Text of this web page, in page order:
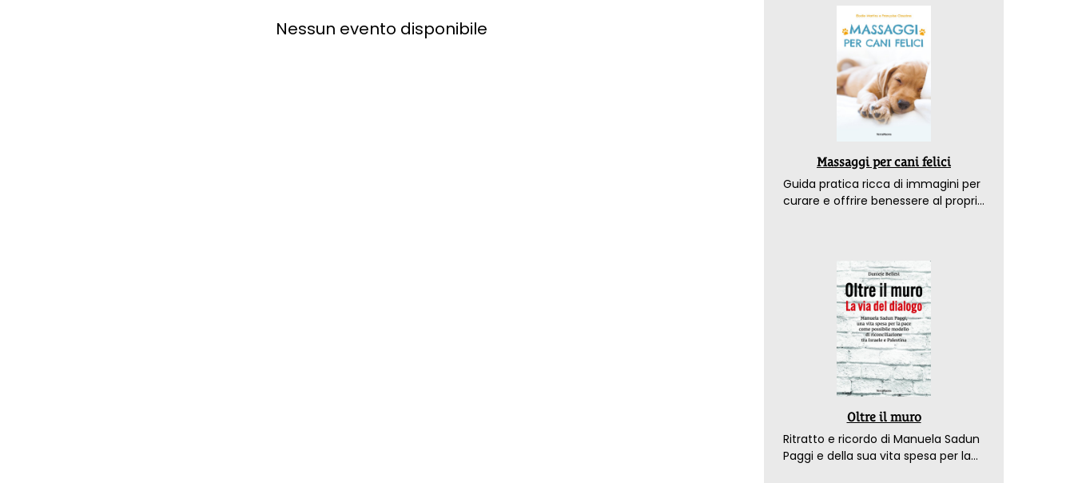
Nessun evento disponibile
Massaggi per cani felici
Guida pratica ricca di immagini per
curare e offrire benessere al proprio
Oltre il muro
Ritratto e ricordo di Manuela Sadun
Paggi e della sua vita spesa per la